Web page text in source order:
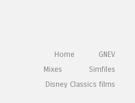
Menu
Skip to contentHome
GNEV
Mixes
Simfiles
Disney Classics films